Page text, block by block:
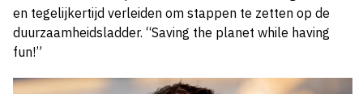
en tegelijkertijd verleiden om stappen te zetten op de
duurzaamheidsladder. “Saving the planet while having
fun!”